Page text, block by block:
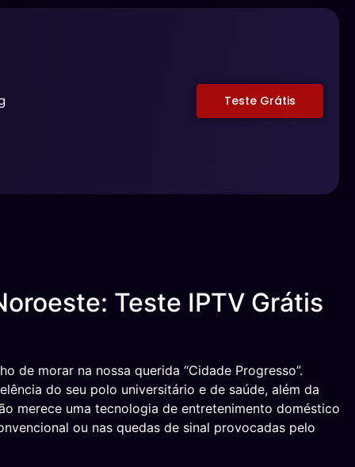
Teste Grátis
Teste IPTV Grátis
morar na nossa querida “Cidade Progresso”.
do seu polo universitário e de saúde, além da
merece uma tecnologia de entretenimento doméstico
ou nas quedas de sinal provocadas pelo